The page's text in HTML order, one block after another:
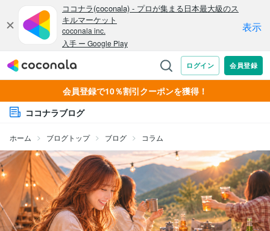
会員登録で10％割引クーポンを獲得！
ココナラブログ
ホーム ブログトップ ブログ コラム